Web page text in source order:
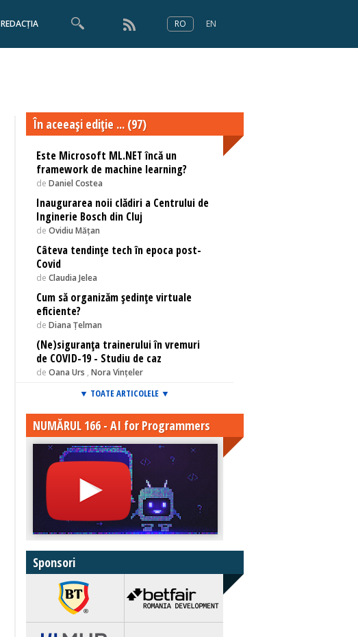
REDACȚIA RO EN
În aceeaşi ediţie ... (97)
Este Microsoft ML.NET încă un
framework de machine learning?
de Daniel Costea
Inaugurarea noii clădiri a Centrului de
Inginerie Bosch din Cluj
de Ovidiu Mățan
Câteva tendințe tech în epoca post-
Covid
de Claudia Jelea
Cum să organizăm ședințe virtuale
eficiente?
de Diana Țelman
(Ne)siguranța trainerului în vremuri
de COVID-19 - Studiu de caz
de Oana Urs , Nora Vințeler
▼ TOATE ARTICOLELE ▼
NUMĂRUL 166 - AI for Programmers
Sponsori